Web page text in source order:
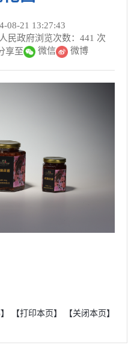
08-21 13:27:43
民政府浏览次数： 441 次
享至 微信 微博
【打印本页】 【关闭本页】